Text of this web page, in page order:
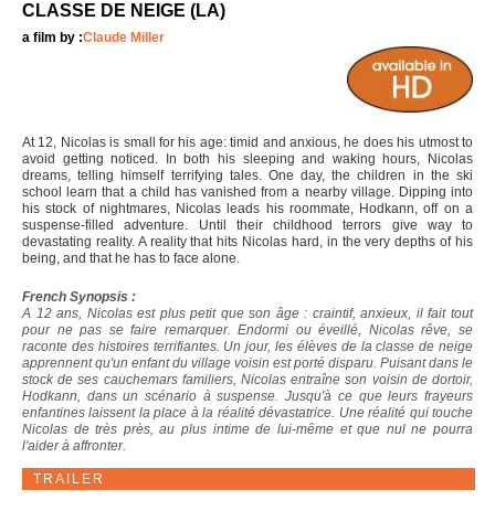
CLASSE DE NEIGE (LA)
a film by :Claude Miller
At 12, Nicolas is small for his age: timid and anxious, he does his utmost to
avoid getting noticed. In both his sleeping and waking hours, Nicolas
dreams, telling himself terrifying tales. One day, the children in the ski
school learn that a child has vanished from a nearby village. Dipping into
his stock of nightmares, Nicolas leads his roommate, Hodkann, off on a
suspense-filled adventure. Until their childhood terrors give way to
devastating reality. A reality that hits Nicolas hard, in the very depths of his
being, and that he has to face alone.
French Synopsis :
A 12 ans, Nicolas est plus petit que son âge : craintif, anxieux, il fait tout
pour ne pas se faire remarquer. Endormi ou éveillé, Nicolas rêve, se
raconte des histoires terrifiantes. Un jour, les élèves de la classe de neige
apprennent qu'un enfant du village voisin est porté disparu. Puisant dans le
stock de ses cauchemars familiers, Nicolas entraîne son voisin de dortoir,
Hodkann, dans un scénario à suspense. Jusqu'à ce que leurs frayeurs
enfantines laissent la place à la réalité dévastatrice. Une réalité qui touche
Nicolas de très près, au plus intime de lui-même et que nul ne pourra
l'aider à affronter.
TRAILER